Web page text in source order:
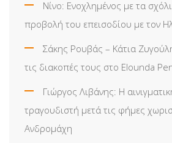
Νίνο: Ενοχλημένος με τα
προβολή του επεισοδίου με τον
Σάκης Ρουβάς – Κάτια
τις διακοπές τους στο Elounda
Γιώργος Λιβάνης: Η
τραγουδιστή μετά τις φήμες
Ανδρομάχη